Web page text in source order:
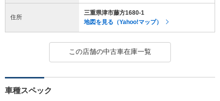
住所
三重県津市藤方1680-1
地図を見る（Yahoo!マップ）
この店舗の中古車在庫一覧
車種スペック